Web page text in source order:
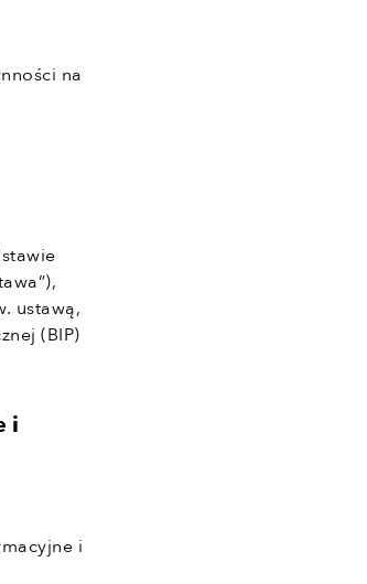
na
ustawą,
(BIP)
i
i